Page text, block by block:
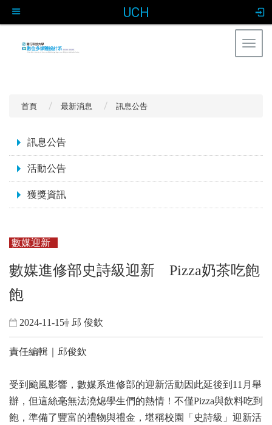
UCH
首頁 最新消息 訊息公告
訊息公告
活動公告
獲獎資訊
數媒迎新
數媒進修部史詩級迎新 Pizza奶茶吃飽
飽
2024-11-15 邱 俊欽
責任編輯｜邱俊欽
受到颱風影響，數媒系進修部的迎新活動因此延後到11月舉
辦，但這絲毫無法澆熄學生們的熱情！不僅Pizza與飲料吃到
飽，準備了豐富的禮物與禮金，堪稱校園「史詩級」迎新活